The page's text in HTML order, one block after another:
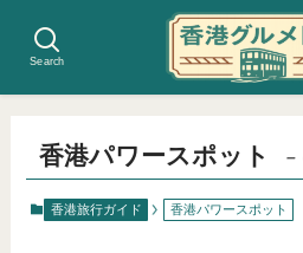
Search
香港パワースポット –
香港旅行ガイド 香港パワースポット